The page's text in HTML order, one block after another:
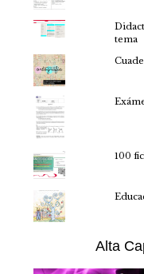
tema
100
Alta